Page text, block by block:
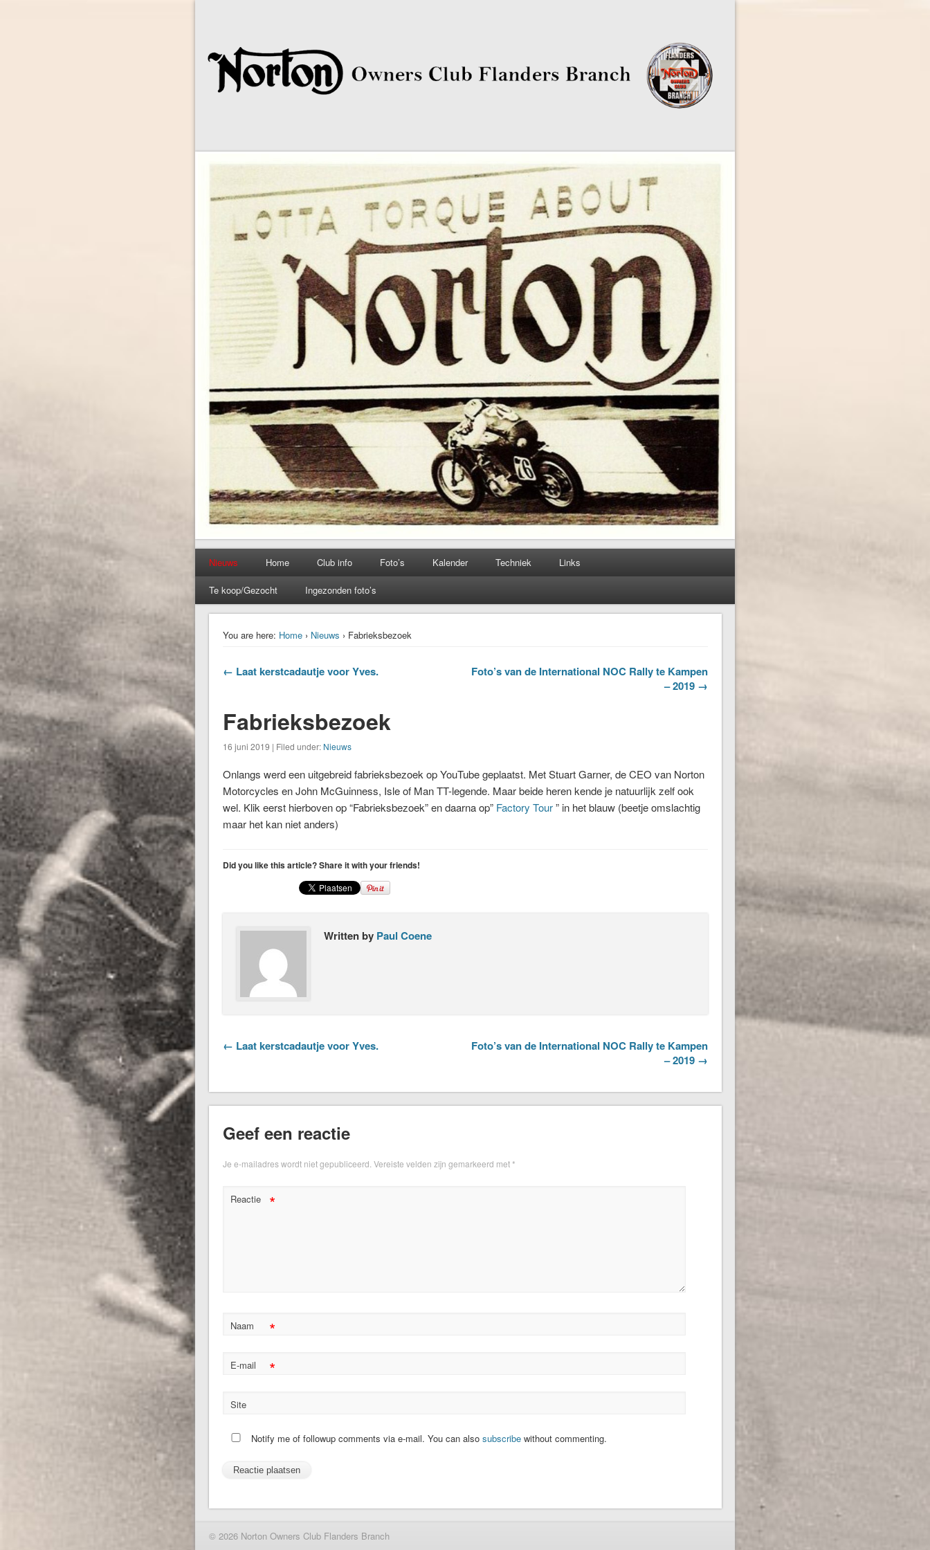
Norton Owners Club Flanders Branch
Nieuws Home Club info Foto’s Kalender Techniek Links
Te koop/Gezocht Ingezonden foto’s
You are here: Home› Nieuws › Fabrieksbezoek
← Laat kerstcadautje voor Yves.
Foto’s van de International NOC Rally te Kampen
– 2019 →
Fabrieksbezoek
16 juni 2019 | Filed under: Nieuws
Onlangs werd een uitgebreid fabrieksbezoek op YouTube geplaatst. Met Stuart Garner, de CEO van Norton
Motorcycles en John McGuinness, Isle of Man TT-legende. Maar beide heren kende je natuurlijk zelf ook
wel. Klik eerst hierboven op “Fabrieksbezoek” en daarna op” Factory Tour” in het blauw (beetje omslachtig
maar het kan niet anders)
Did you like this article? Share it with your friends!
Written by Paul Coene
← Laat kerstcadautje voor Yves.
Foto’s van de International NOC Rally te Kampen
– 2019 →
Geef een reactie
Je e-mailadres wordt niet gepubliceerd. Vereiste velden zijn gemarkeerd met*
Reactie *
Naam *
E-mail *
Site
Notify me of followup comments via e-mail. You can also subscribewithout commenting.
© 2026 Norton Owners Club Flanders Branch